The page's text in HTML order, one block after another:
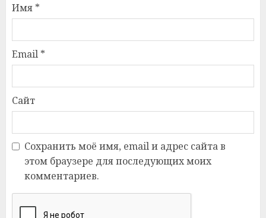
Имя *
Email *
Сайт
Сохранить моё имя, email и адрес сайта в
этом браузере для последующих моих
комментариев.